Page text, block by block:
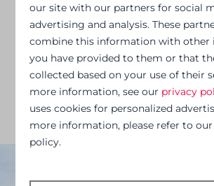
our site with our partners for social
advertising and analysis. These
combine this information with other
you have provided to them or that
collected based on your use of their
more information, see our privacy
uses cookies for personalized
more information, please refer to
policy.